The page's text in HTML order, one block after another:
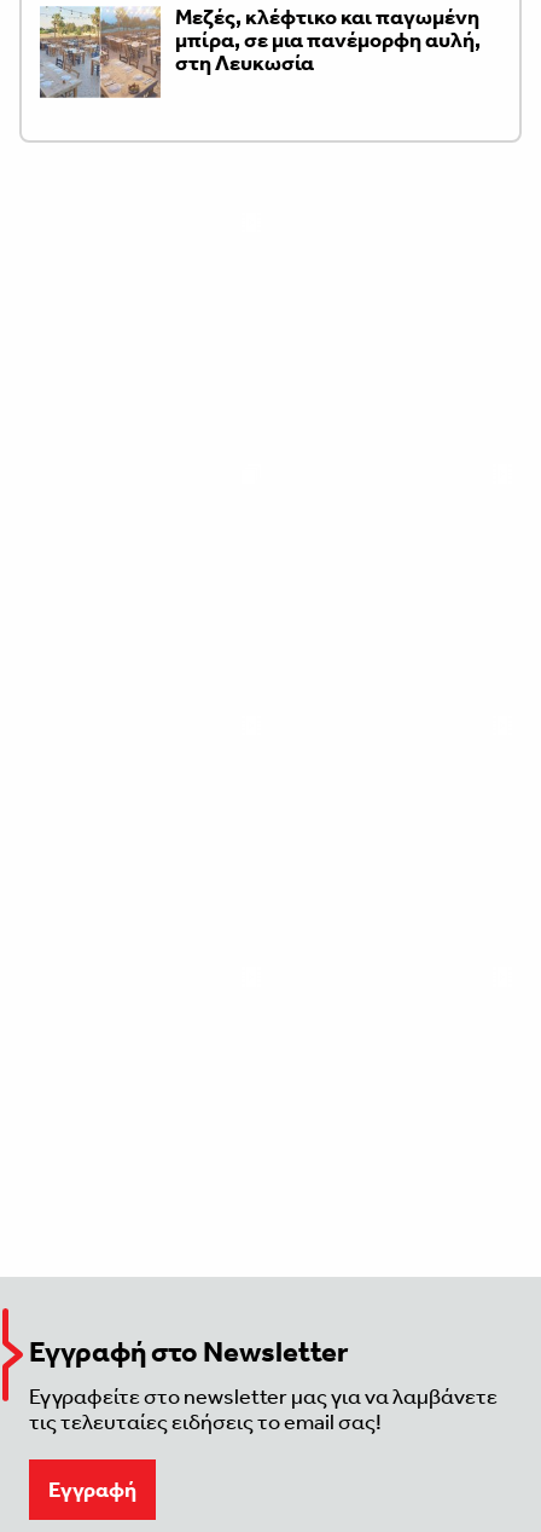
Μεζές, κλέφτικο και παγωμένη
μπίρα, σε μια πανέμορφη αυλή,
στη Λευκωσία
Εγγραφή στο Newsletter
Εγγραφείτε στο newsletter μας για να λαμβάνετε
τις τελευταίες ειδήσεις το email σας!
Eγγραφή